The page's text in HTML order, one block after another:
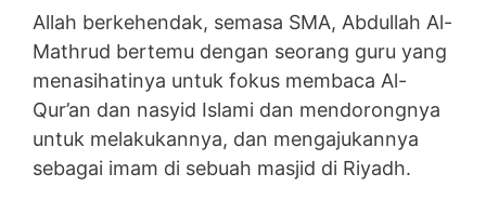
Allah berkehendak, semasa SMA, Abdullah Al-
Mathrud bertemu dengan seorang guru yang
menasihatinya untuk fokus membaca Al-
Qur’an dan nasyid Islami dan mendorongnya
untuk melakukannya, dan mengajukannya
sebagai imam di sebuah masjid di Riyadh.